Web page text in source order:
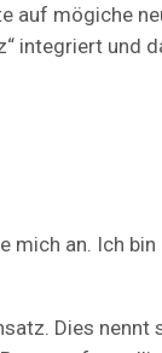
auf mögiche
integriert und
mich an. Ich bin
Dies nennt